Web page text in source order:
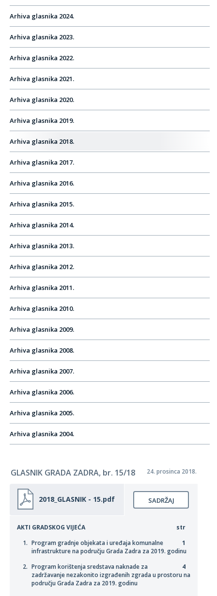
Arhiva glasnika 2024.
Arhiva glasnika 2023.
Arhiva glasnika 2022.
Arhiva glasnika 2021.
Arhiva glasnika 2020.
Arhiva glasnika 2019.
Arhiva glasnika 2018.
Arhiva glasnika 2017.
Arhiva glasnika 2016.
Arhiva glasnika 2015.
Arhiva glasnika 2014.
Arhiva glasnika 2013.
Arhiva glasnika 2012.
Arhiva glasnika 2011.
Arhiva glasnika 2010.
Arhiva glasnika 2009.
Arhiva glasnika 2008.
Arhiva glasnika 2007.
Arhiva glasnika 2006.
Arhiva glasnika 2005.
Arhiva glasnika 2004.
GLASNIK GRADA ZADRA, br. 15/18 24. prosinca 2018.
2018_GLASNIK - 15.pdf SADRŽAJ
AKTI GRADSKOG VIJEĆA
str
1
Program gradnje objekata i uređaja komunalne
infrastrukture na području Grada Zadra za 2019. godinu
4
Program korištenja sredstava naknade za
zadržavanje nezakonito izgrađenih zgrada u prostoru na
području Grada Zadra za 2019. godinu